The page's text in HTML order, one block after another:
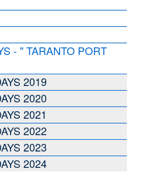
- " TARANTO PORT
2019
2020
2021
2022
2023
2024